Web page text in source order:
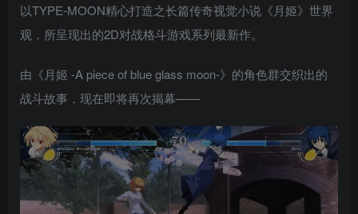
以TYPE-MOON精心打造之长篇传奇视觉小说《月姬》世界
观，所呈现出的2D对战格斗游戏系列最新作。
由《月姬 -A piece of blue glass moon-》的角色群交织出的
战斗故事，现在即将再次揭幕——